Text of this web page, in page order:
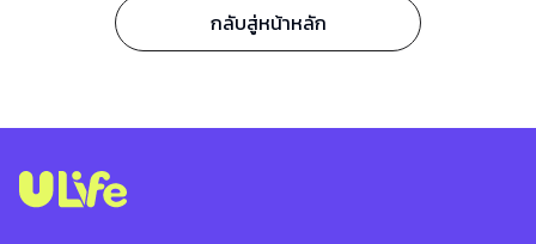
กลับสู่หน้าหลัก